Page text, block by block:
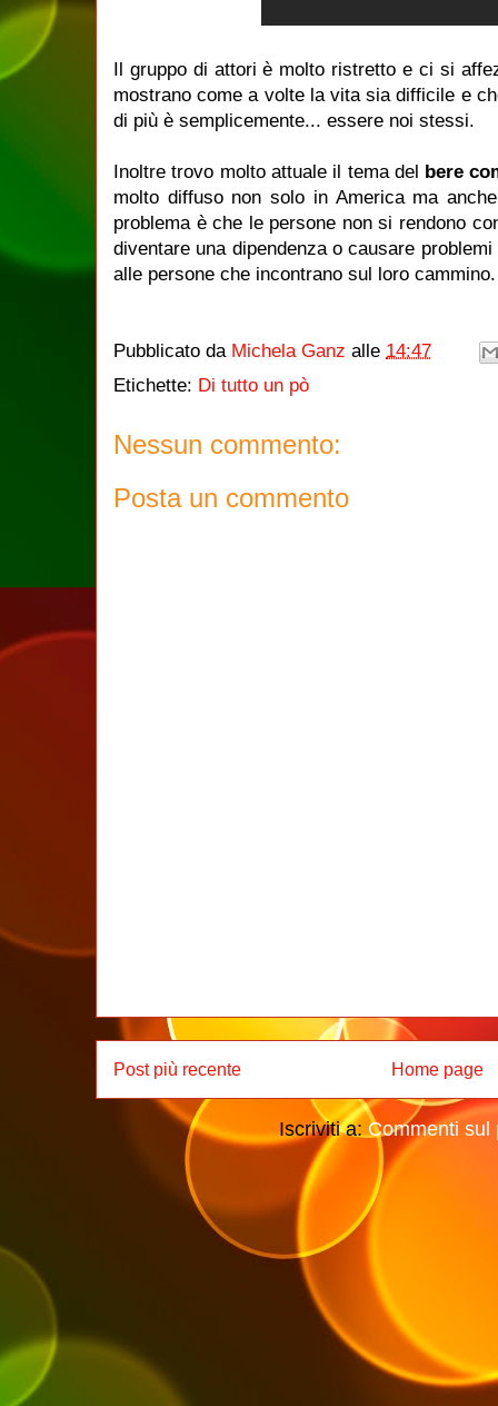
Il gruppo di attori è molto ristretto e ci si
mostrano come a volte la vita sia difficile e
di più è semplicemente... essere noi stessi.
Inoltre trovo molto attuale il tema del bere
molto diffuso non solo in America ma
problema è che le persone non si rendono
diventare una dipendenza o causare
alle persone che incontrano sul loro cammino.
Pubblicato da Michela Ganz alle 14:47
Etichette: Di tutto un pò
Nessun commento:
Posta un commento
Post più recente Home page
Iscriviti a:Commenti sul